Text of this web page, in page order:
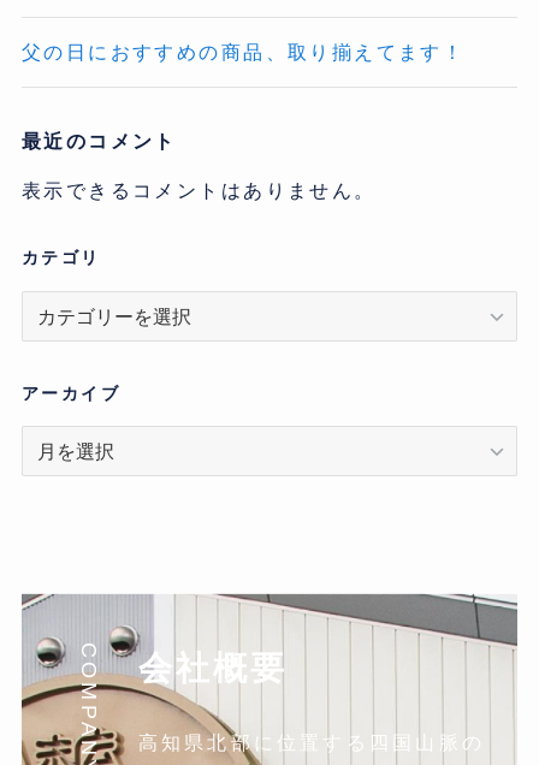
父の日におすすめの商品、取り揃えてます！
最近のコメント
表示できるコメントはありません。
カテゴリ
リ
アーカイブ
ア
COMPANY 会社概要
高知県北部に位置する四国山脈の